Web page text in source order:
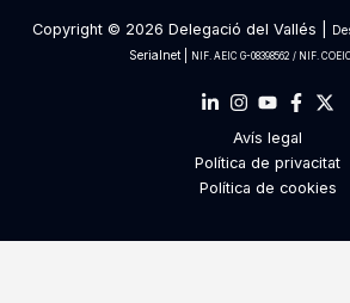
Copyright © 2026 Delegació del Vallés |
Serialnet
NIF. AEIC G-08398562 / NIF.
Avís legal
Política de privacitat
Política de cookies